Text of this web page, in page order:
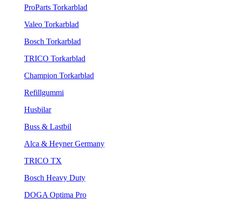
ProParts Torkarblad
Valeo Torkarblad
Bosch Torkarblad
TRICO Torkarblad
Champion Torkarblad
Refillgummi
Husbilar
Buss & Lastbil
Alca & Heyner Germany
TRICO TX
Bosch Heavy Duty
DOGA Optima Pro